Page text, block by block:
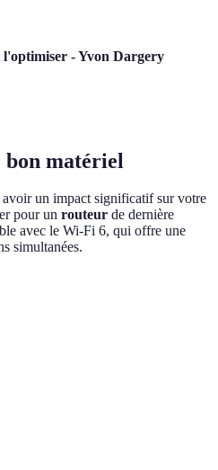
- Yvon Dargery
matériel
un impact significatif sur votre
pour un routeur de dernière
avec le Wi-Fi 6, qui offre une
simultanées.